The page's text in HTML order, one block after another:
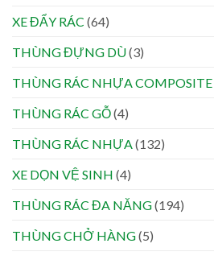
XE ĐẨY RÁC (64)
THÙNG ĐỰNG DÙ(3)
THÙNG RÁC NHỰA COMPOSITE
THÙNG RÁC GỖ(4)
THÙNG RÁC NHỰA(132)
XE DỌN VỆ SINH (4)
THÙNG RÁC ĐA NĂNG(194)
THÙNG CHỞ HÀNG(5)